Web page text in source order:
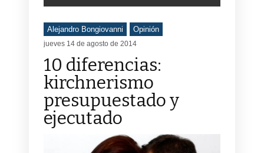
Alejandro Bongiovanni Opinión
jueves 14 de agosto de 2014
10 diferencias:
kirchnerismo
presupuestado y
ejecutado